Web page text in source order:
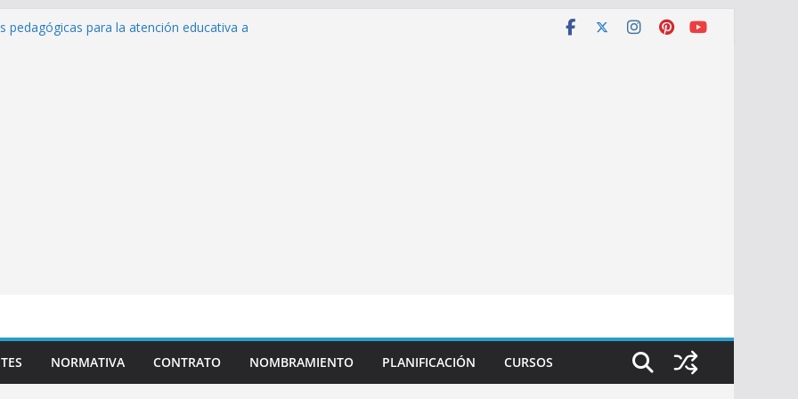
pedagógicas para la atención educativa a
NORMATIVA CONTRATO NOMBRAMIENTO PLANIFICACIÓN CURSOS